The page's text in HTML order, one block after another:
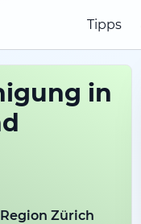
Tipps
in
Zürich